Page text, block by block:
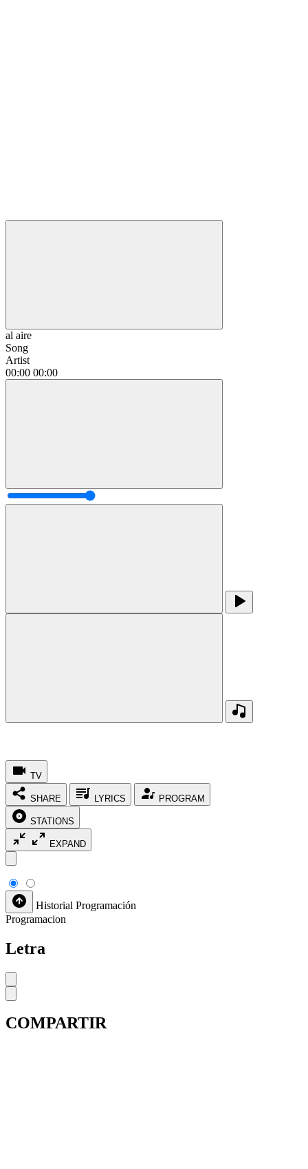
al aire
Song
Artist
00:00 00:00
TV
SHARE LYRICS PROGRAM
STATIONS
EXPAND
Historial Programación
Programacion
Letra
COMPARTIR